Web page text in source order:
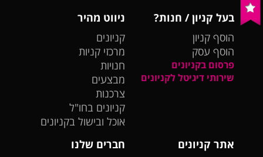
בעל קניון / חנות?
הוסף קניון
הוסף עסק
פרסום בקניונים
שירותי דיגיטל לקניונים
ניווט מהיר
קניונים
מרכזי קניות
חנויות
מבצעים
צרכנות
קניונים בחו"ל
אוכל ובישול בקניונים
אתר קניונים
חברים שלנו